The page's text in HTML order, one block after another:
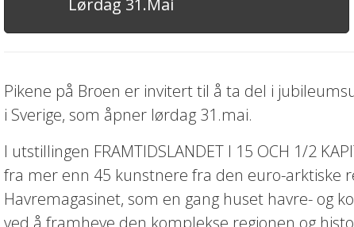
Lørdag 31.Mai
Pikene på Broen er invitert til å ta del i
i Sverige, som åpner lørdag 31.mai.
I utstillingen FRAMTIDSLANDET I 15 OCH 1/2
fra mer enn 45 kunstnere fra den euro-arktiske
Havremagasinet, som en gang huset havre- og
ved å framheve den komplekse regionen og